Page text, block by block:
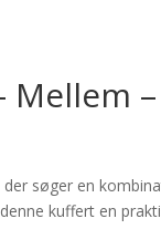
Mellem
søger en
kuffert en